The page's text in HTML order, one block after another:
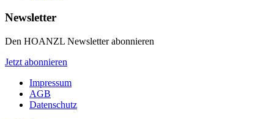
Newsletter
Den HOANZL Newsletter abonnieren
Jetzt abonnieren
Impressum
AGB
Datenschutz